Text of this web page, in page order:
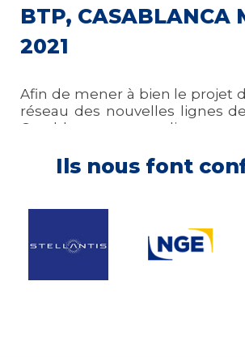
BTP, CASABLANCA
2021
Afin de mener à bien le projet
réseau des nouvelles lignes
Casablanca, notre client a
Découvrez plus
Ils nous font